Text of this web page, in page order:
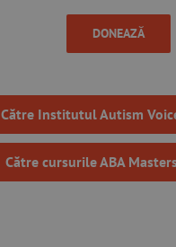
DONEAZĂ
Către Institutul Autism
Către cursurile ABA